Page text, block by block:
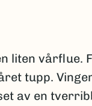
liten vårflue.
tupp.
av en